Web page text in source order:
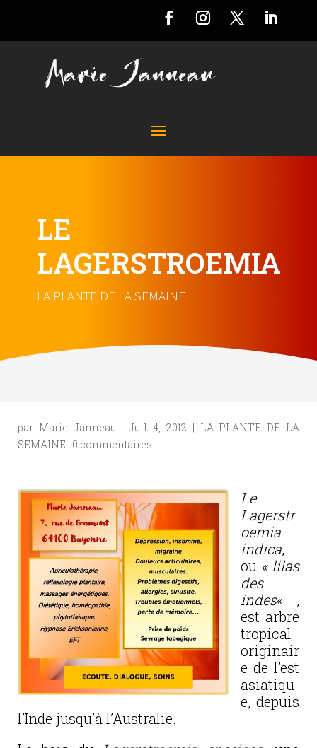
LE
LAGERSTROEMIA
LA PLANTE DE LA SEMAINE
par Marie Janneau|Juil 4, 2012 | LA PLANTE DE LA
SEMAINE | 0 commentaires
Le
Lagerstr
oemia
indica,
ou « lilas
des
indes« ,
est arbre
tropical
originair
e de l’est
asiatiqu
e, depuis
l’Inde jusqu’à l’Australie.